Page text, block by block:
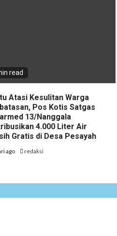
read
Atasi Kesulitan Warga
Pos Kotis Satgas
13/Nanggala
4.000 Liter Air
Gratis di Desa Pesayah
ago redaksi